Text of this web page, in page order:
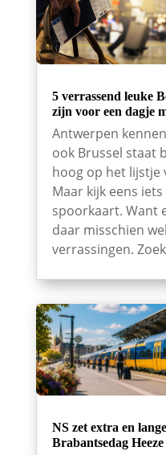
5 verrassend leuke
zijn voor een dagje
Antwerpen
ook Brussel staat
hoog op het lijstje
Maar kijk eens
spoorkaart. Want
daar misschien
verrassingen.
NS zet extra en
Brabantsedag Heeze